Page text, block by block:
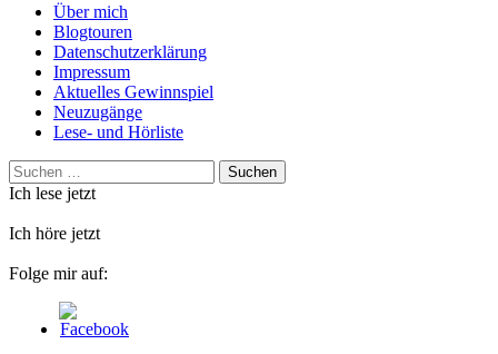
Über mich
Blogtouren
Datenschutzerklärung
Impressum
Aktuelles Gewinnspiel
Neuzugänge
Lese- und Hörliste
Suchen
nach:
Ich lese jetzt
Ich höre jetzt
Folge mir auf: